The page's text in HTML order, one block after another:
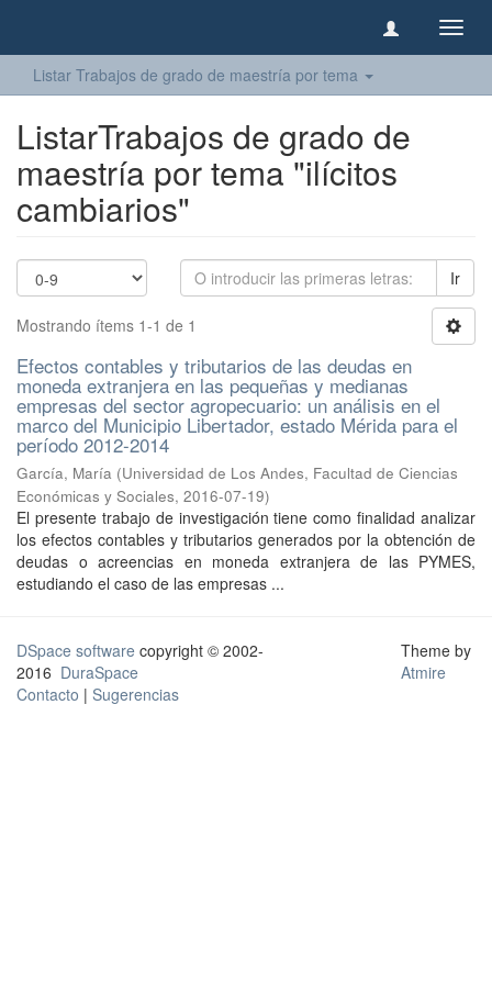
Listar Trabajos de grado de maestría por tema
ListarTrabajos de grado de
maestría por tema "ilícitos
cambiarios"
Ir
Mostrando ítems 1-1 de 1
Efectos contables y tributarios de las deudas en
moneda extranjera en las pequeñas y medianas
empresas del sector agropecuario: un análisis en el
marco del Municipio Libertador, estado Mérida para el
período 2012-2014
García, María (Universidad de Los Andes, Facultad de Ciencias
Económicas y Sociales, 2016-07-19)
El presente trabajo de investigación tiene como finalidad analizar
los efectos contables y tributarios generados por la obtención de
deudas o acreencias en moneda extranjera de las PYMES,
estudiando el caso de las empresas ...
DSpace software copyright © 2002-
2016 DuraSpace
Contacto | Sugerencias
Theme by
Atmire